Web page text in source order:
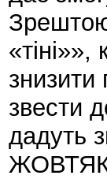
знизити
звести
дадуть